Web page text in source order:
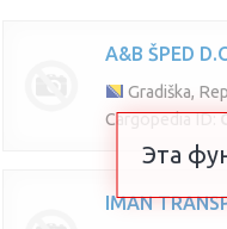
A&B ŠPED
Gradiška,
Cargopedia ID:
IMAN
Эта